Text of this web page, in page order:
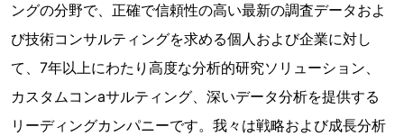
ングの分野で、正確で信頼性の高い最新の調査データおよ
び技術コンサルティングを求める個人および企業に対し
て、7年以上にわたり高度な分析的研究ソリューション、
カスタムコンaサルティング、深いデータ分析を提供する
リーディングカンパニーです。我々は戦略および成長分析